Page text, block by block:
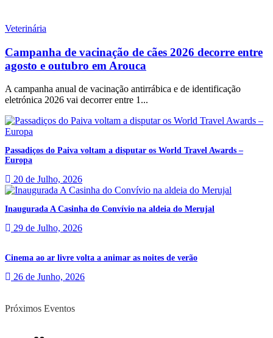
Veterinária
Campanha de vacinação de cães 2026 decorre entre
agosto e outubro em Arouca
A campanha anual de vacinação antirrábica e de identificação
eletrónica 2026 vai decorrer entre 1...
Passadiços do Paiva voltam a disputar os World Travel Awards –
Europa
20 de Julho, 2026
Inaugurada A Casinha do Convívio na aldeia do Merujal
29 de Julho, 2026
Cinema ao ar livre volta a animar as noites de verão
26 de Junho, 2026
Próximos Eventos